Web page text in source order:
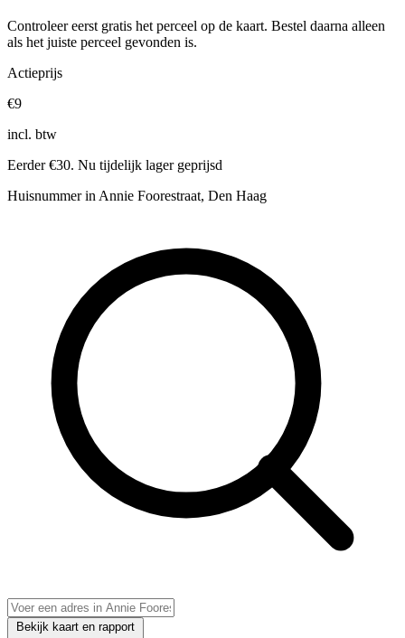
Controleer eerst gratis het perceel op de kaart. Bestel daarna alleen
als het juiste perceel gevonden is.
Actieprijs
€9
incl. btw
Eerder €30. Nu tijdelijk lager geprijsd
Huisnummer in Annie Foorestraat, Den Haag
Bekijk kaart en rapport